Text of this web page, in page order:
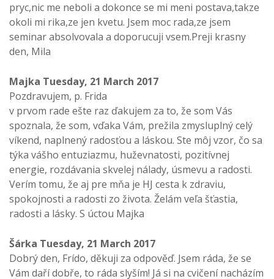
pryc,nic me neboli a dokonce se mi meni postava,takze
okoli mi rika,ze jen kvetu. Jsem moc rada,ze jsem
seminar absolvovala a doporucuji vsem.Preji krasny
den, Mila
Majka Tuesday, 21 March 2017
Pozdravujem, p. Frida
v prvom rade ešte raz ďakujem za to, že som Vás
spoznala, že som, vďaka Vám, prežila zmysluplný celý
víkend, naplnený radosťou a láskou. Ste môj vzor, čo sa
týka vášho entuziazmu, huževnatosti, pozitívnej
energie, rozdávania skvelej nálady, úsmevu a radosti.
Verím tomu, že aj pre mňa je HJ cesta k zdraviu,
spokojnosti a radosti zo života. Želám veľa šťastia,
radosti a lásky. S úctou Majka
Šárka Tuesday, 21 March 2017
Dobrý den, Frído, děkuji za odpověď. Jsem ráda, že se
Vám daří dobře, to ráda slyším! Já si na cvičení nacházím